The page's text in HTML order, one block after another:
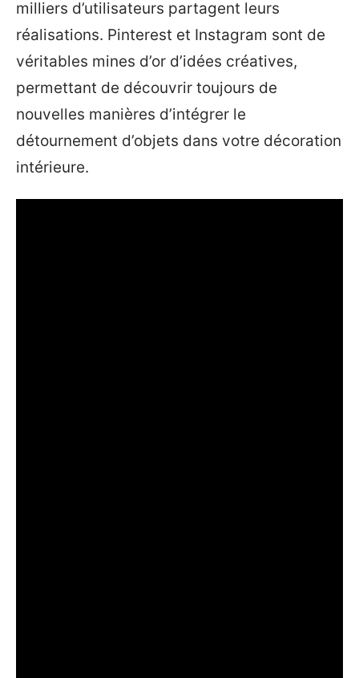
milliers d’utilisateurs partagent leurs
réalisations. Pinterest et Instagram sont de
véritables mines d’or d’idées créatives,
permettant de découvrir toujours de
nouvelles manières d’intégrer le
détournement d’objets dans votre décoration
intérieure.